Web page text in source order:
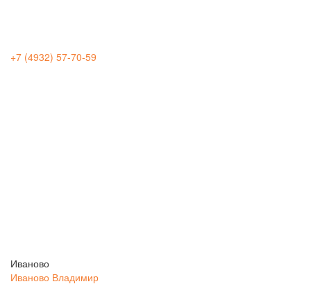
+7 (4932) 57-70-59
Иваново
Иваново Владимир